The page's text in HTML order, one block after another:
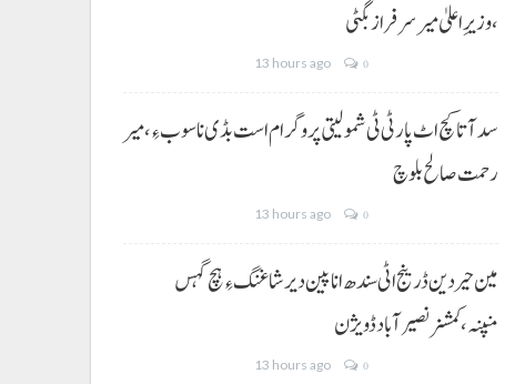
،وزیرِ اعلیٰ میر سرفراز بگٹی
13 hours ago 0
سد آتا کچ اٹ پارٹی ٹی شمولیتی پروگرام است بڈی نا سوب ءِ،میر
رحمت صالح بلوچ
13 hours ago 0
مین حیردین ڈرینج اٹی سندھ انا پین دیر شاغنگ ءِ ہچ گہس
منپنہ،کمشنر نصیرآباد ڈویژن
13 hours ago 0